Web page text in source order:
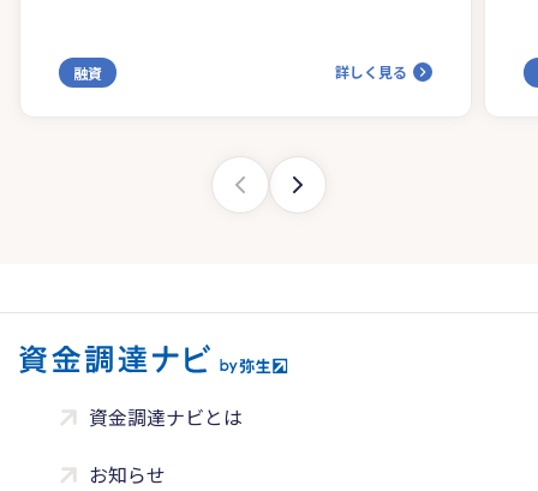
融資 詳しく見る
資金調達ナビとは
お知らせ